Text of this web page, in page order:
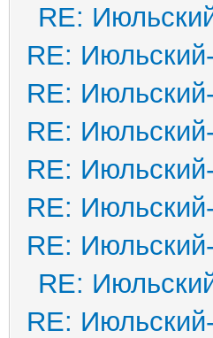
RE:
RE:
RE:
RE:
RE:
RE:
RE:
RE:
RE: